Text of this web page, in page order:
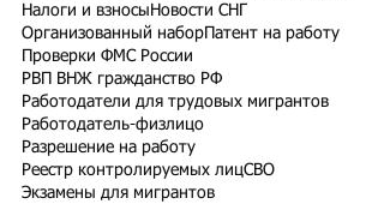
Налоги и взносы Новости СНГ
Организованный наборПатент на работу
Проверки ФМС России
РВП ВНЖ гражданство РФ
Работодатели для трудовых мигрантов
Работодатель-физлицо
Разрешение на работу
Реестр контролируемых лицСВО
Экзамены для мигрантов